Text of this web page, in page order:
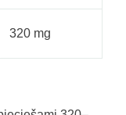
320 mg